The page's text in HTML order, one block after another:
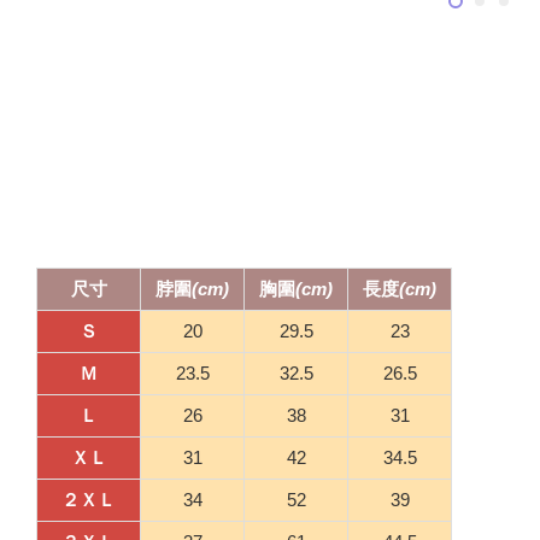
尺寸 脖圍(cm) 胸圍(cm) 長度(cm)
Ｓ 20 29.5 23
Ｍ 23.5 32.5 26.5
Ｌ 26 38 31
ＸＬ 31 42 34.5
２ＸＬ 34 52 39